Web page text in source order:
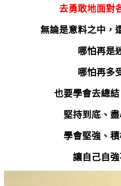
去勇敢地面對
無論是意料之中，
哪怕再是
哪怕再多
也要學會去總結
堅持到底、盡
學會堅強、積
讓自己自強